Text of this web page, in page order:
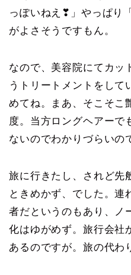
っぽいねえ❣」やっぱり
がよさそうですもん。
なので、美容院にてカッ
うトリートメントをして
めてね。まあ、そこそこ
度。当方ロングヘアーで
ないのでわかりづらいの
旅に行きたし、されど先
ときめかず、でした。連
者だというのもあり、ノ
化はゆがめず。旅行会社
あるのですが。旅の代わ